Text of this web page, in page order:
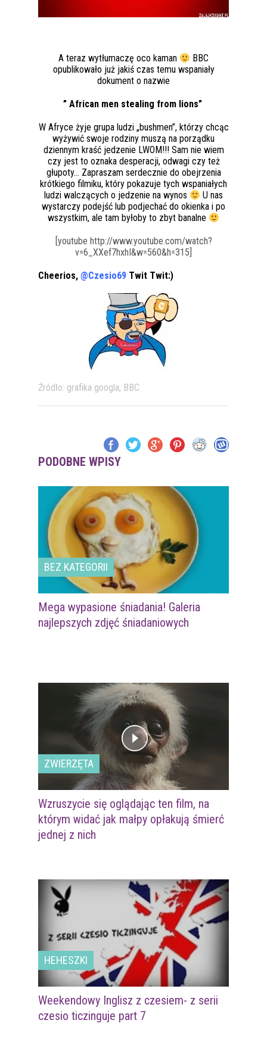
A teraz wytłumaczę oco kaman
BBC
opublikowało już jakiś czas temu wspaniały
dokument o nazwie
” African men stealing from lions”
W Afryce żyje grupa ludzi „bushmen”, którzy chcąc
wyżywić swoje rodziny muszą na porządku
dziennym kraść jedzenie LWOM!!! Sam nie wiem
czy jest to oznaka desperacji, odwagi czy też
głupoty… Zapraszam serdecznie do obejrzenia
krótkiego filmiku, który pokazuje tych wspaniałych
ludzi walczących o jedzenie na wynos
U nas
wystarczy podejść lub podjechać do okienka i po
wszystkim, ale tam byłoby to zbyt banalne
[youtube http://www.youtube.com/watch?
v=6_XXef7hxhI&w=560&h=315]
Cheerios, @Czesio69 Twit Twit:)
Źródło: grafika googla, BBC
PODOBNE WPISY
BEZ KATEGORII
Mega wypasione śniadania! Galeria
najlepszych zdjęć śniadaniowych
ZWIERZĘTA
Wzruszycie się oglądając ten film, na
którym widać jak małpy opłakują śmierć
jednej z nich
HEHESZKI
Weekendowy Inglisz z czesiem- z serii
czesio ticzinguje part 7